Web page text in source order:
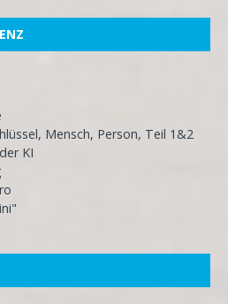
Mensch, Person, Teil 1&2
KI